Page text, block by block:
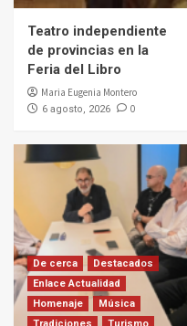
Teatro independiente
de provincias en la
Feria del Libro
Maria Eugenia Montero
6 agosto, 2026 0
De cerca
Destacados
Enlace Actualidad
Homenaje
Música